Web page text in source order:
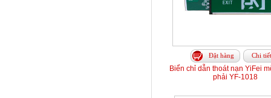
Đặt hàng Chi tiết
Biển chỉ dẫn thoát nạn YiFei
phải YF-1018